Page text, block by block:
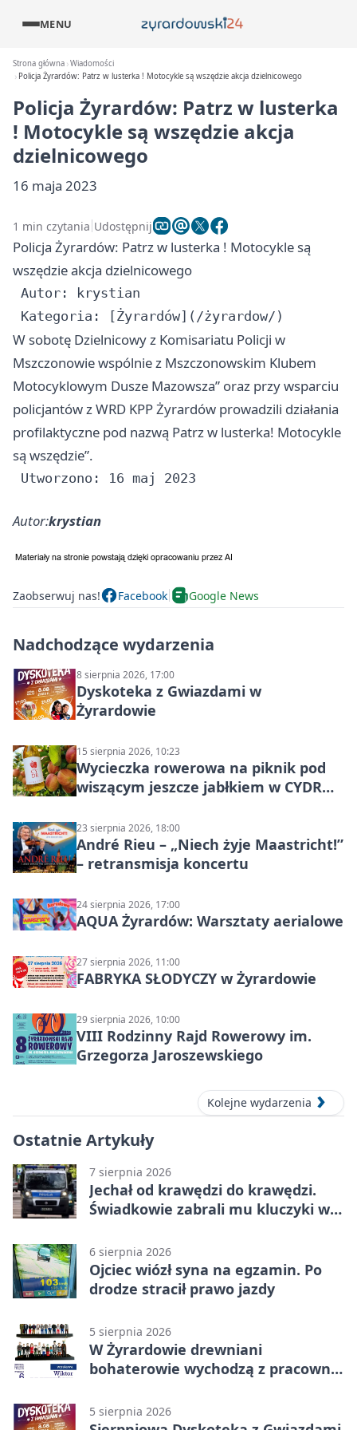
MENU
Strona główna Wiadomości
Policja Żyrardów: Patrz w lusterka ! Motocykle są wszędzie akcja dzielnicowego
Policja Żyrardów: Patrz w lusterka
! Motocykle są wszędzie akcja
dzielnicowego
16 maja 2023
1 min czytania Udostępnij
Policja Żyrardów: Patrz w lusterka ! Motocykle są
wszędzie akcja dzielnicowego
Autor: krystian
W sobotę Dzielnicowy z Komisariatu Policji w
Mszczonowie wspólnie z Mszczonowskim Klubem
Motocyklowym Dusze Mazowsza” oraz przy wsparciu
policjantów z WRD KPP Żyrardów prowadzili działania
profilaktyczne pod nazwą Patrz w lusterka! Motocykle
są wszędzie”.
Autor:krystian
Zaobserwuj nas! Facebook Google News
Nadchodzące wydarzenia
8 sierpnia 2026, 17:00
Dyskoteka z Gwiazdami w
Żyrardowie
15 sierpnia 2026, 10:23
Wycieczka rowerowa na piknik pod
wiszącym jeszcze jabłkiem w CYDR
23 sierpnia 2026, 18:00
André Rieu – „Niech żyje Maastricht!”
– retransmisja koncertu
24 sierpnia 2026, 17:00
AQUA Żyrardów: Warsztaty aerialowe
27 sierpnia 2026, 11:00
FABRYKA SŁODYCZY w Żyrardowie
29 sierpnia 2026, 10:00
VIII Rodzinny Rajd Rowerowy im.
Grzegorza Jaroszewskiego
Kolejne wydarzenia
Ostatnie Artykuły
7 sierpnia 2026
Jechał od krawędzi do krawędzi.
Świadkowie zabrali mu kluczyki w
6 sierpnia 2026
Ojciec wiózł syna na egzamin. Po
drodze stracił prawo jazdy
5 sierpnia 2026
W Żyrardowie drewniani
bohaterowie wychodzą z pracowni
5 sierpnia 2026